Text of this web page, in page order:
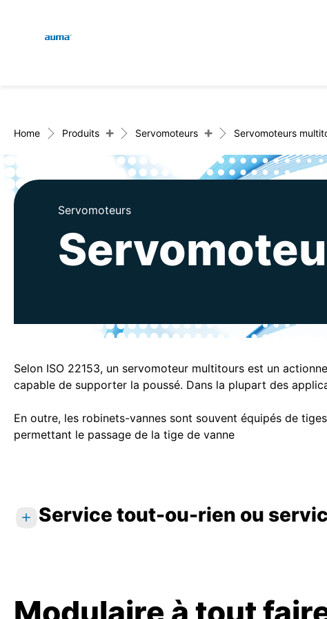
Europe
Asie et Océanie
Amérique du Nord
Home Produits + Servomoteurs + Servomoteurs
Servomoteurs
Selon ISO 22153, un servomoteur multitours est un
capable de supporter la poussé. Dans la plupart des
En outre, les robinets-vannes sont souvent équipés de
permettant le passage de la tige de vanne
Service tout-ou-rien ou